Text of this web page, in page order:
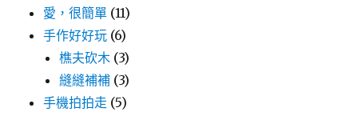
愛，很簡單 (11)
手作好好玩 (6)
樵夫砍木 (3)
縫縫補補 (3)
手機拍拍走 (5)